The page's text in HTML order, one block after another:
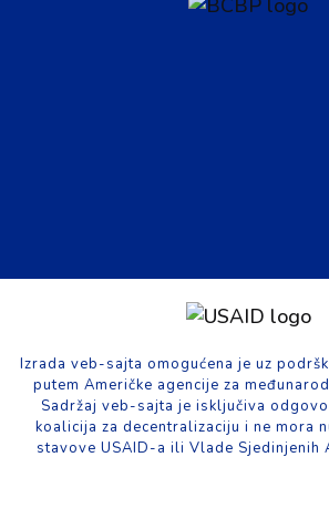
Izrada veb-sajta omogućena je uz
putem Američke agencije za
Sadržaj veb-sajta je isključiva
koalicija za decentralizaciju i ne mora
stavove USAID-a ili Vlade Sjedinjenih